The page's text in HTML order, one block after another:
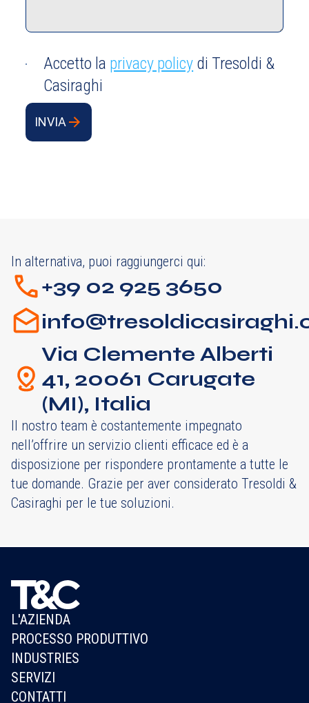
Accetto la privacy policy di Tresoldi &
Casiraghi
INVIA
In alternativa, puoi raggiungerci qui:
+39 02 925 3650
Via Clemente Alberti
41, 20061 Carugate
(MI), Italia
Il nostro team è costantemente impegnato
nell’offrire un servizio clienti efficace ed è a
disposizione per rispondere prontamente a tutte le
tue domande. Grazie per aver considerato Tresoldi &
Casiraghi per le tue soluzioni.
L'AZIENDA
PROCESSO PRODUTTIVO
INDUSTRIES
SERVIZI
CONTATTI